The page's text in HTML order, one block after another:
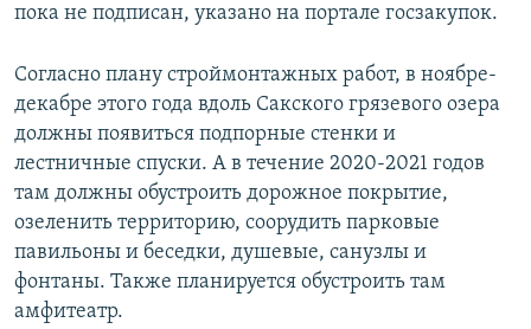
пока не подписан, указано на портале госзакупок.
Согласно плану строймонтажных работ, в ноябре-
декабре этого года вдоль Сакского грязевого озера
должны появиться подпорные стенки и
лестничные спуски. А в течение 2020-2021 годов
там должны обустроить дорожное покрытие,
озеленить территорию, соорудить парковые
павильоны и беседки, душевые, санузлы и
фонтаны. Также планируется обустроить там
амфитеатр.